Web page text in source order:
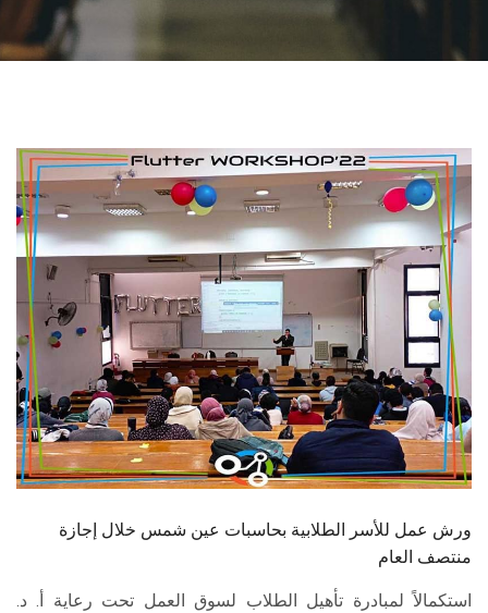
الأنظمة الذكية
الطلاب
هيئة التدريس
الدراسات العليا
الخريجين
الموظفون
الزائـرون
ورش عمل للأسر الطلابية بحاسبات عين شمس خلال إجازة
منتصف العام
استكمالاً لمبادرة تأهيل الطلاب لسوق العمل تحت رعاية أ. د.